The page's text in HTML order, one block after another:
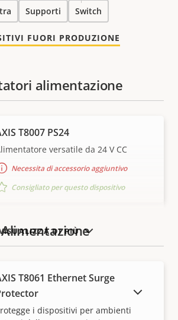
Supporti Switch
FUORI PRODUZIONE
DI PIÙ
alimentazione
T8007 PS24
versatile da 24 V CC
Necessita di accessorio aggiuntivo
Consigliato per questo dispositivo
Alimentazione
T8061 Ethernet Surge
i dispositivi per ambienti
FUORI PRODUZIONE